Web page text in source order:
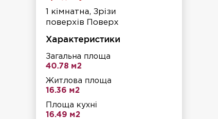
1 кімнатна, Зрізи
поверхів Поверх
Характеристики
Загальна площа
40.78 м2
Житлова площа
16.36 м2
Площа кухні
16.49 м2